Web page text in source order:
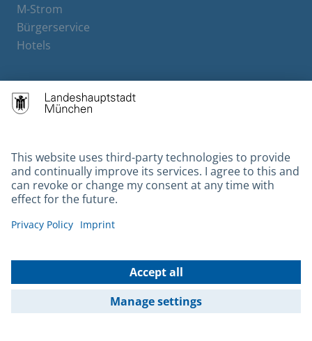
M-Strom
Bürgerservice
Hotels
Contact
Gebärdensprache
Datenschutz
Kontakt
© 2026 Portal München Betriebs GmbH & Co. KG - Ein Service der
Landeshauptstadt München und der Stadtwerke München GmbH